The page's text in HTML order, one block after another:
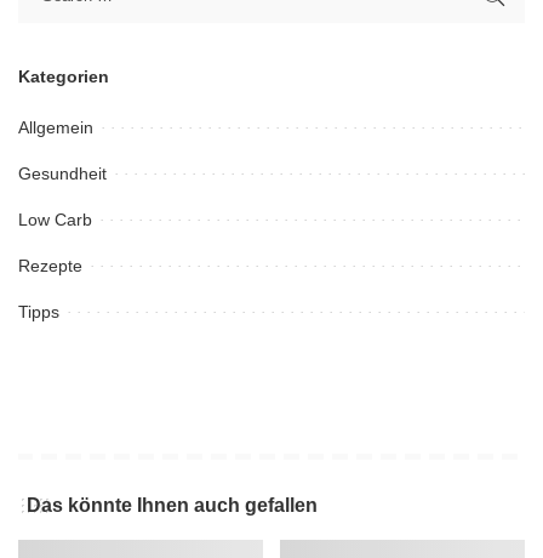
Kategorien
Allgemein
Gesundheit
Low Carb
Rezepte
Tipps
Das könnte Ihnen auch gefallen